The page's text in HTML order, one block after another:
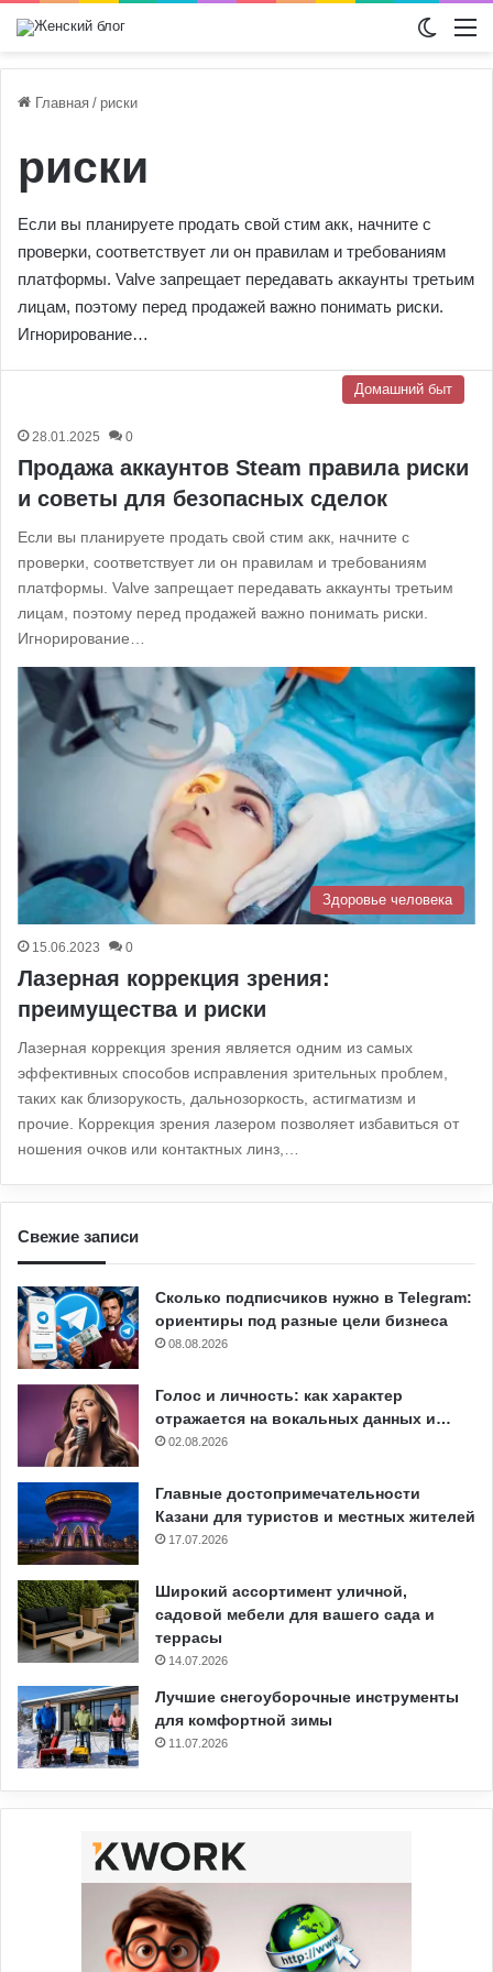
Главная / риски
риски
Если вы планируете продать свой стим акк, начните с
проверки, соответствует ли он правилам и требованиям
платформы. Valve запрещает передавать аккаунты третьим
лицам, поэтому перед продажей важно понимать риски.
Игнорирование…
Домашний быт
28.01.2025 0
Продажа аккаунтов Steam правила риски
и советы для безопасных сделок
Если вы планируете продать свой стим акк, начните с
проверки, соответствует ли он правилам и требованиям
платформы. Valve запрещает передавать аккаунты третьим
лицам, поэтому перед продажей важно понимать риски.
Игнорирование…
Здоровье человека
15.06.2023 0
Лазерная коррекция зрения:
преимущества и риски
Лазерная коррекция зрения является одним из самых
эффективных способов исправления зрительных проблем,
таких как близорукость, дальнозоркость, астигматизм и
прочие. Коррекция зрения лазером позволяет избавиться от
ношения очков или контактных линз,…
Свежие записи
Сколько подписчиков нужно в Telegram:
ориентиры под разные цели бизнеса
08.08.2026
Голос и личность: как характер
отражается на вокальных данных и…
02.08.2026
Главные достопримечательности
Казани для туристов и местных жителей
17.07.2026
Широкий ассортимент уличной,
садовой мебели для вашего сада и
террасы
14.07.2026
Лучшие снегоуборочные инструменты
для комфортной зимы
11.07.2026